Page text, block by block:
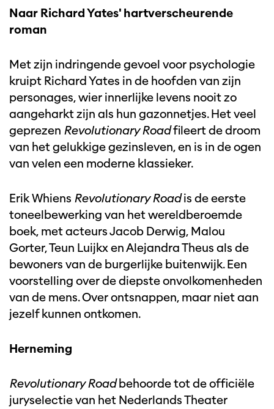
Naar Richard Yates' hartverscheurende
roman
Met zijn indringende gevoel voor psychologie
kruipt Richard Yates in de hoofden van zijn
personages, wier innerlijke levens nooit zo
aangeharkt zijn als hun gazonnetjes. Het veel
geprezen Revolutionary Roadfileert de droom
van het gelukkige gezinsleven, en is in de ogen
van velen een moderne klassieker.
Erik Whiens Revolutionary Roadis de eerste
toneelbewerking van het wereldberoemde
boek, met acteurs Jacob Derwig, Malou
Gorter, Teun Luijkx en Alejandra Theus als de
bewoners van de burgerlijke buitenwijk. Een
voorstelling over de diepste onvolkomenheden
van de mens. Over ontsnappen, maar niet aan
jezelf kunnen ontkomen.
Herneming
Revolutionary Road behoorde tot de officiële
juryselectie van het Nederlands Theater